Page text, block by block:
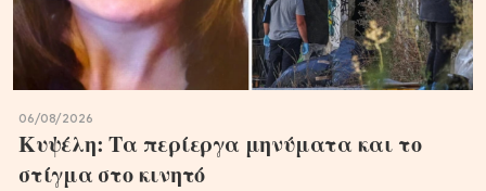
06/08/2026
Κυψέλη: Τα περίεργα μηνύματα και το
στίγμα στο κινητό